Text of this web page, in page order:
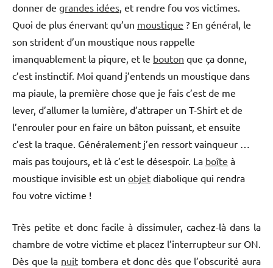
donner de grandes idées , et rendre fou vos victimes.
Quoi de plus énervant qu’un moustique ? En général, le
son strident d’un moustique nous rappelle
imanquablement la piqure, et le bouton que ça donne,
c’est instinctif. Moi quand j’entends un moustique dans
ma piaule, la première chose que je fais c’est de me
lever, d’allumer la lumière, d’attraper un T-Shirt et de
l’enrouler pour en faire un bâton puissant, et ensuite
c’est la traque. Généralement j’en ressort vainqueur …
mais pas toujours, et là c’est le désespoir. La boîte à
moustique invisible est un objet diabolique qui rendra
fou votre victime !
Très petite et donc facile à dissimuler, cachez-là dans la
chambre de votre victime et placez l’interrupteur sur ON.
Dès que la nuit tombera et donc dès que l’obscurité aura